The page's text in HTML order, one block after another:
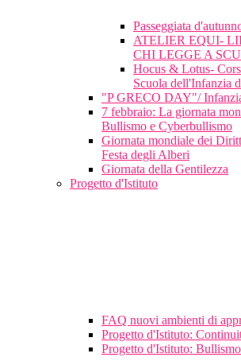
Passeggiata
ATELIER EQUI-
CHI LEGGE A
Hocus & Lotus-
Scuola dell'Infanzia
"P GRECO DAY"/
7 febbraio: La giornata
Bullismo e Cyberbullismo
Giornata mondiale dei
Festa degli Alberi
Giornata della Gentilezza
Progetto d'Istituto
FAQ nuovi ambienti di
Progetto d'Istituto:
Progetto d'Istituto: